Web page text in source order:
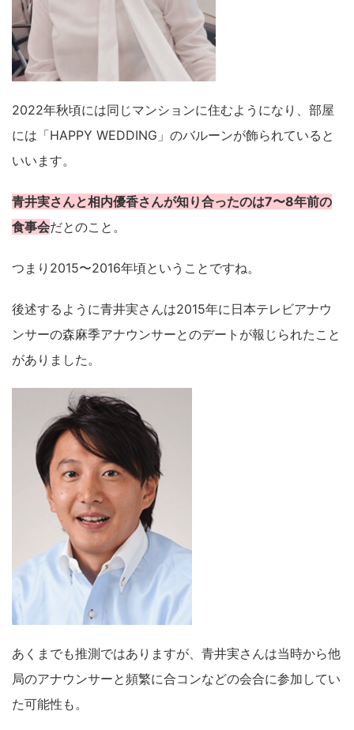
2022年秋頃には同じマンションに住むようになり、部屋
には「HAPPY WEDDING」のバルーンが飾られていると
いいます。
青井実さんと相内優香さんが知り合ったのは7〜8年前の
食事会だとのこと。
つまり2015〜2016年頃ということですね。
後述するように青井実さんは2015年に日本テレビアナウ
ンサーの森麻季アナウンサーとのデートが報じられたこと
がありました。
あくまでも推測ではありますが、青井実さんは当時から他
局のアナウンサーと頻繁に合コンなどの会合に参加してい
た可能性も。